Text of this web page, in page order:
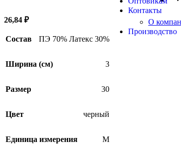
Контакты
О
Производство
26,84 ₽
Состав ПЭ 70% Латекс 30%
Ширина (см) 3
Размер 30
Цвет черный
Единица измерения М